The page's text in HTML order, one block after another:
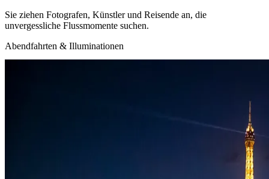
Sie ziehen Fotografen, Künstler und Reisende an, die
unvergessliche Flussmomente suchen.
Abendfahrten & Illuminationen